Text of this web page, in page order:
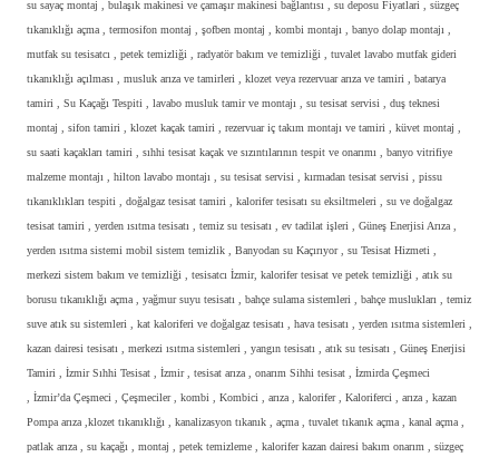
su sayaç montaj , bulaşık makinesi ve çamaşır makinesi bağlantısı , su deposu Fiyatlari , süzgeç
tıkanıklığı açma , termosifon montaj , şofben montaj , kombi montajı , banyo dolap montajı ,
mutfak su tesisatcı , petek temizliği , radyatör bakım ve temizliği , tuvalet lavabo mutfak gideri
tıkanıklığı açılması , musluk arıza ve tamirleri , klozet veya rezervuar arıza ve tamiri , batarya
tamiri , Su Kaçağı Tespiti , lavabo musluk tamir ve montajı , su tesisat servisi , duş teknesi
montaj , sifon tamiri , klozet kaçak tamiri , rezervuar iç takım montajı ve tamiri , küvet montaj ,
su saati kaçakları tamiri , sıhhi tesisat kaçak ve sızıntılarının tespit ve onarımı , banyo vitrifiye
malzeme montajı , hilton lavabo montajı , su tesisat servisi , kırmadan tesisat servisi , pissu
tıkanıklıkları tespiti , doğalgaz tesisat tamiri , kalorifer tesisatı su eksiltmeleri , su ve doğalgaz
tesisat tamiri , yerden ısıtma tesisatı , temiz su tesisatı , ev tadilat işleri , Güneş Enerjisi Arıza ,
yerden ısıtma sistemi mobil sistem temizlik , Banyodan su Kaçırıyor , su Tesisat Hizmeti ,
merkezi sistem bakım ve temizliği , tesisatcı İzmir, kalorifer tesisat ve petek temizliği , atık su
borusu tıkanıklığı açma , yağmur suyu tesisatı , bahçe sulama sistemleri , bahçe muslukları , temiz
suve atık su sistemleri , kat kaloriferi ve doğalgaz tesisatı , hava tesisatı , yerden ısıtma sistemleri ,
kazan dairesi tesisatı , merkezi ısıtma sistemleri , yangın tesisatı , atık su tesisatı , Güneş Enerjisi
Tamiri , İzmir Sıhhi Tesisat , İzmir , tesisat arıza , onarım Sihhi tesisat , İzmirda Çeşmeci
, İzmir’da Çeşmeci , Çeşmeciler , kombi , Kombici , arıza , kalorifer , Kaloriferci , arıza , kazan
Pompa arıza ,klozet tıkanıklığı , kanalizasyon tıkanık , açma , tuvalet tıkanık açma , kanal açma ,
patlak arıza , su kaçağı , montaj , petek temizleme , kalorifer kazan dairesi bakım onarım , süzgeç